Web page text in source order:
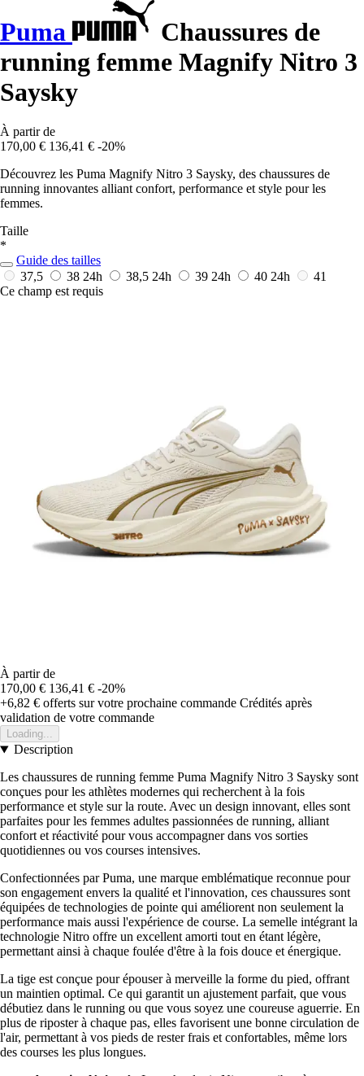
Puma
Chaussures de
running femme Magnify Nitro 3
Saysky
À partir de
170,00 € 136,41 € -20%
Découvrez les Puma Magnify Nitro 3 Saysky, des chaussures de
running innovantes alliant confort, performance et style pour les
femmes.
Taille
*
Guide des tailles
37,5
38 24h 38,5 24h 39 24h 40 24h
41
Ce champ est requis
À partir de
170,00 € 136,41 € -20%
+6,82 € offerts sur votre prochaine commande Crédités après
validation de votre commande
Loading...
Description
Les chaussures de running femme Puma Magnify Nitro 3 Saysky sont
conçues pour les athlètes modernes qui recherchent à la fois
performance et style sur la route. Avec un design innovant, elles sont
parfaites pour les femmes adultes passionnées de running, alliant
confort et réactivité pour vous accompagner dans vos sorties
quotidiennes ou vos courses intensives.
Confectionnées par Puma, une marque emblématique reconnue pour
son engagement envers la qualité et l'innovation, ces chaussures sont
équipées de technologies de pointe qui améliorent non seulement la
performance mais aussi l'expérience de course. La semelle intégrant la
technologie Nitro offre un excellent amorti tout en étant légère,
permettant ainsi à chaque foulée d'être à la fois douce et énergique.
La tige est conçue pour épouser à merveille la forme du pied, offrant
un maintien optimal. Ce qui garantit un ajustement parfait, que vous
débutiez dans le running ou que vous soyez une coureuse aguerrie. En
plus de riposter à chaque pas, elles favorisent une bonne circulation de
l'air, permettant à vos pieds de rester frais et confortables, même lors
des courses les plus longues.